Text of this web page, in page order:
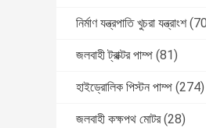
নির্মাণ যন্ত্রপাতি খুচরা যন্ত্রাংশ
জলবাহী ট্রাক্টর পাম্প (81)
হাইড্রোলিক পিস্টন পাম্প (274)
জলবাহী কক্ষপথ মোটর (28)